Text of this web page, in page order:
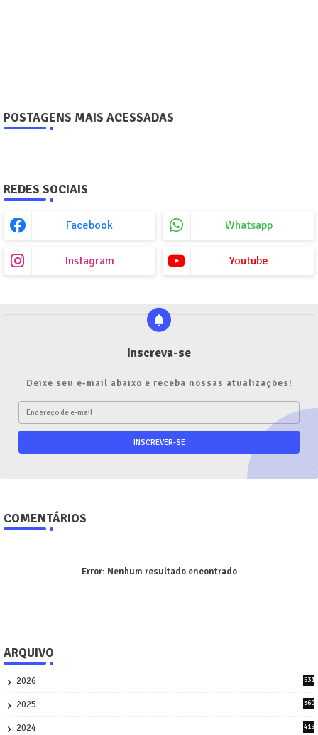
POSTAGENS MAIS ACESSADAS
REDES SOCIAIS
Facebook Whatsapp
Instagram Youtube
Inscreva-se
Deixe seu e-mail abaixo e receba nossas atualizações!
COMENTÁRIOS
Error: Nenhum resultado encontrado
ARQUIVO
2026
531
2025
560
2024
419